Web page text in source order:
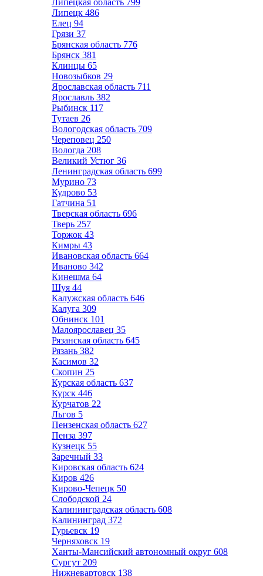
Липецкая область 799
Липецк 486
Елец 94
Грязи 37
Брянская область 776
Брянск 381
Клинцы 65
Новозыбков 29
Ярославская область 711
Ярославль 382
Рыбинск 117
Тутаев 26
Вологодская область 709
Череповец 250
Вологда 208
Великий Устюг 36
Ленинградская область 699
Мурино 73
Кудрово 53
Гатчина 51
Тверская область 696
Тверь 257
Торжок 43
Кимры 43
Ивановская область 664
Иваново 342
Кинешма 64
Шуя 44
Калужская область 646
Калуга 309
Обнинск 101
Малоярославец 35
Рязанская область 645
Рязань 382
Касимов 32
Скопин 25
Курская область 637
Курск 446
Курчатов 22
Льгов 5
Пензенская область 627
Пенза 397
Кузнецк 55
Заречный 33
Кировская область 624
Киров 426
Кирово-Чепецк 50
Слободской 24
Калининградская область 608
Калининград 372
Гурьевск 19
Черняховск 19
Ханты-Мансийский автономный округ 608
Сургут 209
Нижневартовск 138